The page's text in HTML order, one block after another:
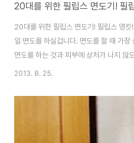
20대를 위한 필립스 면도기! 필
20대를 위한 필립스 면도기! 필립스 영
일 면도를 하실겁니다. 면도를 할 때 가장
면도를 하는 것과 피부에 상처가 나지 않
서는 면도로 인한 상처, 과잉 피지, 모공
패키지 박스에는 제품의 특징을 잘 표현
를 할 수 있는 면도기 헤드와 피지 및 모
클렌징 브러쉬 헤드를 함께 제공하는데
라 면도를 할 수도 있고, 클렌징을 할 수
2013. 8. 25.